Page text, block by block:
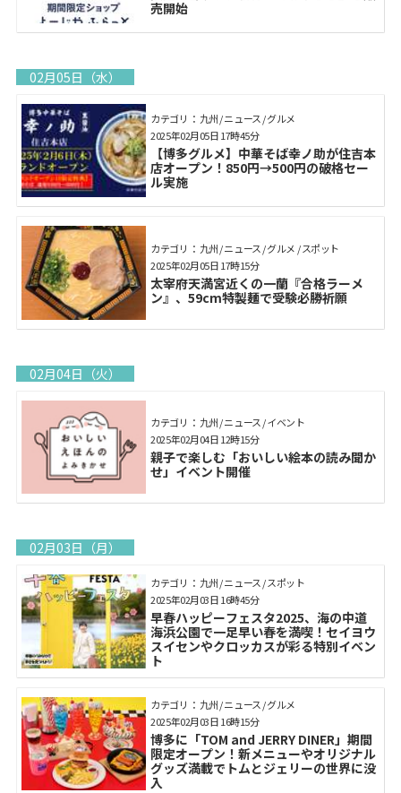
売開始
02月05日（水）
カテゴリ： 九州 / ニュース / グルメ
【博多グルメ】中華そば幸ノ助が住吉本
店オープン！850円→500円の破格セー
ル実施
2025年02月05日 17時45分
カテゴリ： 九州 / ニュース / グルメ / スポット
太宰府天満宮近くの一蘭『合格ラーメ
ン』、59cm特製麺で受験必勝祈願
2025年02月05日 17時15分
02月04日（火）
カテゴリ： 九州 / ニュース / イベント
親子で楽しむ「おいしい絵本の読み聞か
せ」イベント開催
2025年02月04日 12時15分
02月03日（月）
カテゴリ： 九州 / ニュース / スポット
早春ハッピーフェスタ2025、海の中道
海浜公園で一足早い春を満喫！セイヨウ
スイセンやクロッカスが彩る特別イベン
ト
2025年02月03日 16時45分
カテゴリ： 九州 / ニュース / グルメ
博多に「TOM and JERRY DINER」期間
限定オープン！新メニューやオリジナル
グッズ満載でトムとジェリーの世界に没
入
2025年02月03日 16時15分